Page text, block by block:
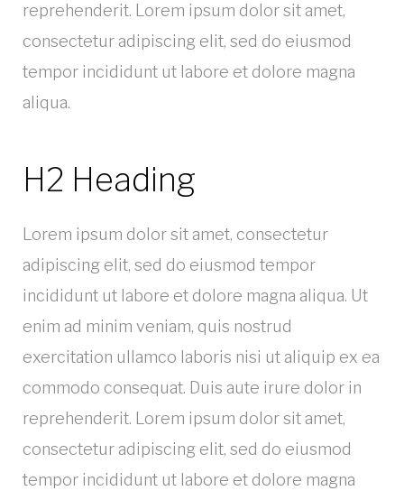
reprehenderit. Lorem ipsum dolor sit amet,
consectetur adipiscing elit, sed do eiusmod
tempor incididunt ut labore et dolore magna
aliqua.
H2 Heading
Lorem ipsum dolor sit amet, consectetur
adipiscing elit, sed do eiusmod tempor
incididunt ut labore et dolore magna aliqua. Ut
enim ad minim veniam, quis nostrud
exercitation ullamco laboris nisi ut aliquip ex ea
commodo consequat. Duis aute irure dolor in
reprehenderit. Lorem ipsum dolor sit amet,
consectetur adipiscing elit, sed do eiusmod
tempor incididunt ut labore et dolore magna